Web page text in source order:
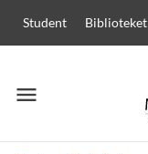
Student Biblioteket
menu
Meny